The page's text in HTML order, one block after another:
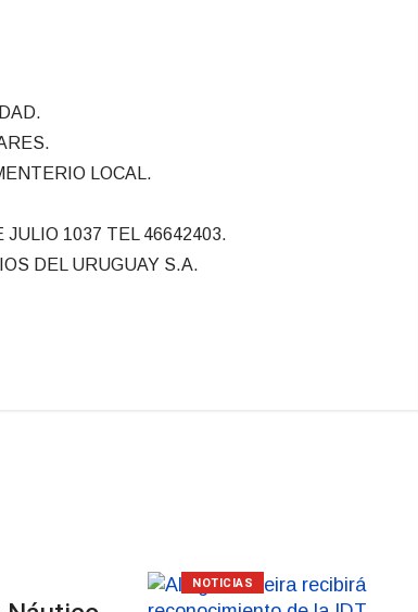
LOCAL.
JULIO 1037 TEL 46642403.
DEL URUGUAY S.A.
NOTICIAS